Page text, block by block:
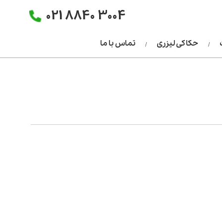
021 8840 3004
حکاکی لیزری تماس با ما